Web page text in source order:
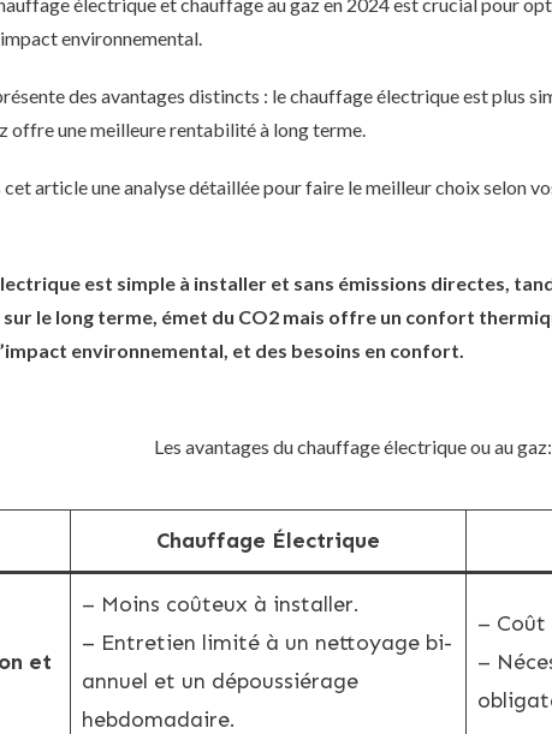
environnemental.
des avantages distincts : le chauffage électrique est plus
offre une meilleure rentabilité à long terme.
article une analyse détaillée pour faire le meilleur choix selon
est simple à installer et sans émissions directes,
le long terme, émet du CO2 mais offre un confort
environnemental, et des besoins en confort.
Les avantages du chauffage électrique ou au gaz:
Chauffage Électrique
et
– Moins coûteux à installer.
– Entretien limité à un nettoyage bi-
annuel et un dépoussiérage
hebdomadaire.
– Coût
–